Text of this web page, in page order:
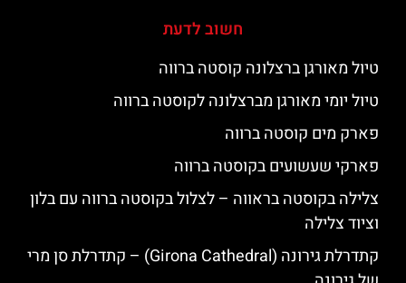
חשוב לדעת
טיול מאורגן ברצלונה קוסטה ברווה
טיול יומי מאורגן מברצלונה לקוסטה ברווה
פארק מים קוסטה ברווה
פארקי שעשועים בקוסטה ברווה
צלילה בקוסטה בראווה – לצלול בקוסטה ברווה עם בלון
וציוד צלילה
קתדרלת גירונה (Girona Cathedral) – קתדרלת סן מרי